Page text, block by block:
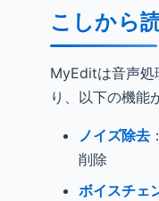
こしから
MyEditは音声処
り、以下の機能
ノイズ除去
削除
ボイスチェ